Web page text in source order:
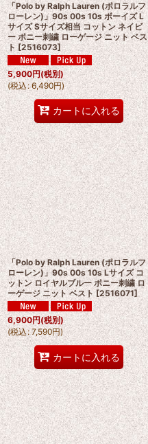
「Polo by Ralph Lauren (ポロラルフ
ローレン)」90s 00s 10s ボーイズ L
サイズ Sサイズ相当 コットン ネイビ
ー ポニー刺繍 ローゲージ ニット ベス
ト [2516073]
5,900円(税別)
(税込 : 6,490円)
カートに入れる
「Polo by Ralph Lauren (ポロラルフ
ローレン)」90s 00s 10s Lサイズ コ
ットン ロイヤルブルー ポニー刺繍 ロ
ーゲージ ニット ベスト [2516071]
6,900円(税別)
(税込: 7,590円)
カートに入れる